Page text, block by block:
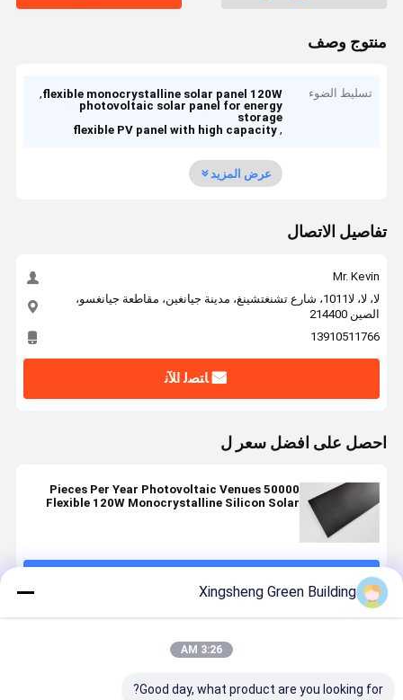
منتوج وصف
تسليط الضوء flexible monocrystalline solar panel 120W
,
photovoltaic solar panel for energy
storage
,
flexible PV panel with high capacity
عرض المزيد
تفاصيل الاتصال
Mr. Kevin
لا، لا، لا1011، شارع تشنغتشينغ، مدينة جيانغين، مقاطعة جيانغسو،
الصين 214400
13910511766
ﺎﺘﺼﻟ ﺍﻶﻧ
احصل على افضل سعر ل
50000 Pieces Per Year Photovoltaic Venues
Flexible 120W Monocrystalline Silicon Solar
Xingsheng Green Building
3:26 AM
Good day, what product are you looking for?